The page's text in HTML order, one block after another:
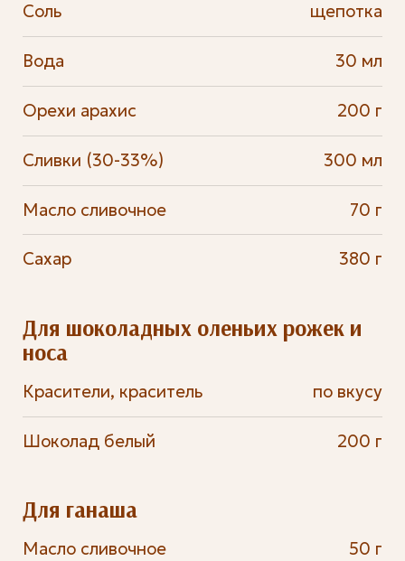
Соль щепотка
Вода 30 мл
Орехи арахис 200 г
Сливки (30-33%) 300 мл
Масло сливочное 70 г
Сахар 380 г
Для шоколадных оленьих рожек и
носа
Красители, краситель по вкусу
Шоколад белый 200 г
Для ганаша
Масло сливочное 50 г